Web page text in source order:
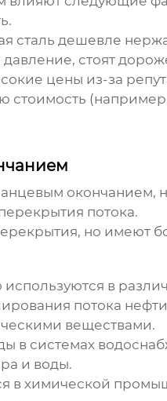
сталь дешевле
стоят
цены из-за
окончанием,
потока.
но имеют
в
потока нефти
веществами.
в системах
и воды.
в химической